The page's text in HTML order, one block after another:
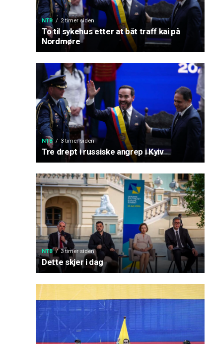
NTB 2 timer siden
To til sykehus etter at båt traff kai på
Nordmøre
NTB 3 timer siden
Tre drept i russiske angrep i Kyiv
NTB 3 timer siden
Dette skjer i dag